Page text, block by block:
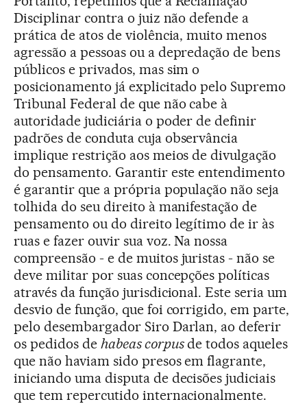
Disciplinar contra o juiz não defende a
prática de atos de violência, muito menos
agressão a pessoas ou a depredação de bens
públicos e privados, mas sim o
posicionamento já explicitado pelo Supremo
Tribunal Federal de que não cabe à
autoridade judiciária o poder de definir
padrões de conduta cuja observância
implique restrição aos meios de divulgação
do pensamento. Garantir este entendimento
é garantir que a própria população não seja
tolhida do seu direito à manifestação de
pensamento ou do direito legítimo de ir às
ruas e fazer ouvir sua voz. Na nossa
compreensão - e de muitos juristas - não se
deve militar por suas concepções políticas
através da função jurisdicional. Este seria um
desvio de função, que foi corrigido, em parte,
pelo desembargador Siro Darlan, ao deferir
os pedidos de habeas corpusde todos aqueles
que não haviam sido presos em flagrante,
iniciando uma disputa de decisões judiciais
que tem repercutido internacionalmente.